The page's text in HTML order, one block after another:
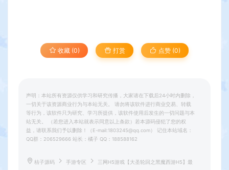
收藏 (0) 打赏 点赞 (0)
声明：本站所有资源仅供学习和研究传播，大家请在下载后24小时内删除，
一切关于该资源商业行为与本站无关。 请勿将该软件进行商业交易、转载
等行为，该软件只为研究、学习所提供，该软件使用后发生的一切问题与本
站无关。 （若您进入本站就表示同意以上条款）若本源码侵犯了您的权
益，请联系我们予以删除！（E-mail:1803245@qq.com） 记住本站域名：
QQ群：206529666 站长：橘子 QQ：188588162
桔子源码 手游专区 三网H5游戏【大圣轮回之黑魔西游H5】最